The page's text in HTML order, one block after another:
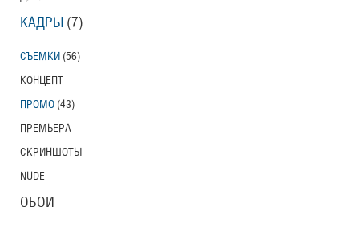
КАДРЫ (7)
СЪЕМКИ (56)
КОНЦЕПТ
ПРОМО (43)
ПРЕМЬЕРА
СКРИНШОТЫ
NUDE
ОБОИ